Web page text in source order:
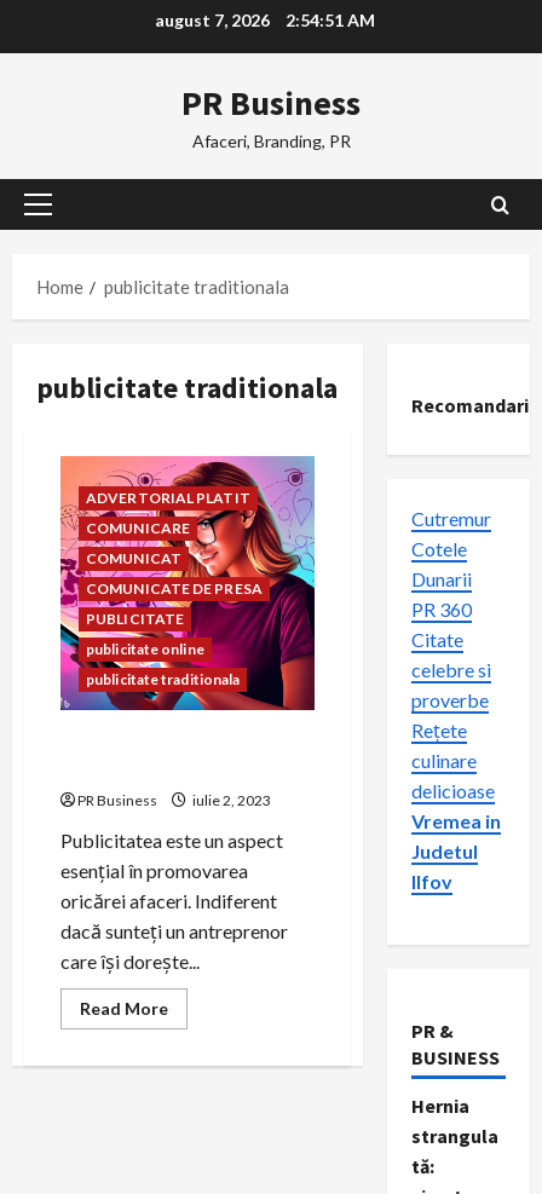
august 7, 2026 2:54:52 AM
PR Business
Afaceri, Branding, PR
Primary
Home
publicitate traditionala
publicitate traditionala
ADVERTORIAL PLATIT
COMUNICARE
COMUNICAT
COMUNICATE DE PRESA
PUBLICITATE
publicitate online
publicitate traditionala
PR Business iulie 2, 2023
Publicitatea este un aspect
esențial în promovarea
oricărei afaceri. Indiferent
dacă sunteți un antreprenor
care își dorește...
Read MoreRead
more
online
Recomandari
Cutremur
Cotele
Dunarii
PR 360
Citate
celebre si
proverbe
Rețete
culinare
delicioase
Vremea in
Judetul
Ilfov
PR &
BUSINESS
Hernia
strangula
tă: